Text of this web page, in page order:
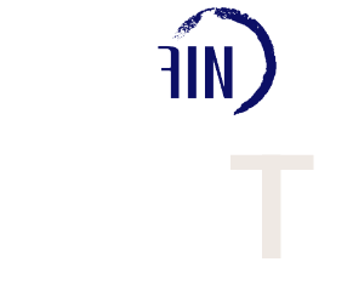
T